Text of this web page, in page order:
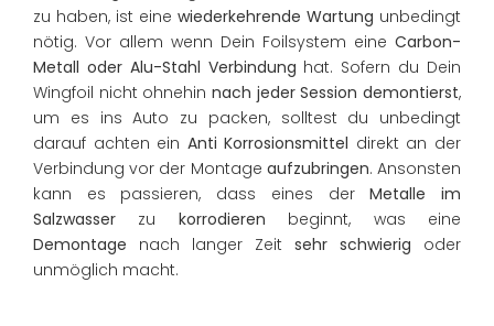
zu haben, ist eine wiederkehrende Wartung unbedingt
nötig. Vor allem wenn Dein Foilsystem eine Carbon-
Metall oder Alu-Stahl Verbindung hat. Sofern du Dein
Wingfoil nicht ohnehin nach jeder Session demontierst,
um es ins Auto zu packen, solltest du unbedingt
darauf achten ein Anti Korrosionsmittel direkt an der
Verbindung vor der Montage aufzubringen. Ansonsten
kann es passieren, dass eines derMetalle im
Salzwasser zu korrodieren beginnt, was eine
Demontage nach langer Zeit sehr schwierig oder
unmöglich macht.